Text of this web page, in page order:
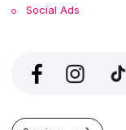
Social Ads